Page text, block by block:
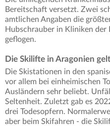
Bereitschaft versetzt. Zwei
amtlichen Angaben die
Hubschrauber in Kliniken der
geflogen.
Die Skilifte in Aragonien
Die Skistationen in den
vor allem bei einheimischen
Ausländern sehr beliebt.
Seltenheit. Zuletzt gab es
drei Todesopfern.
aber beim Skifahren - die